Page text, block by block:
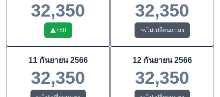
32,350
+50
32,350
ไม่เปลี่ยนแปลง
11 กันยายน 2566
32,350
12 กันยายน 2566
32,350